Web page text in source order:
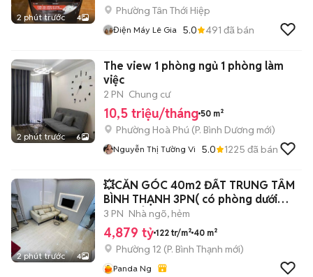
2 phút trước 4
Phường Tân Thới Hiệp
Điện Máy Lê Gia 5.0 491 đã bán
2 phút trước 6
The view 1 phòng ngủ 1 phòng làm
việc
2 PN Chung cư
10,5 triệu/tháng 50 m²
Phường Hoà Phú (P. Bình Dương mới)
Nguyễn Thị Tường Vi 5.0 1225 đã bán
2 phút trước 4
💥CĂN GÓC 40m2 ĐẤT TRUNG TÂM
BÌNH THẠNH 3PN( có phòng dưới
trệt) NỞ HẬU
3 PN Nhà ngõ, hẻm
4,879 tỷ 122 tr/m² 40 m²
Phường 12 (P. Bình Thạnh mới)
Panda Ng